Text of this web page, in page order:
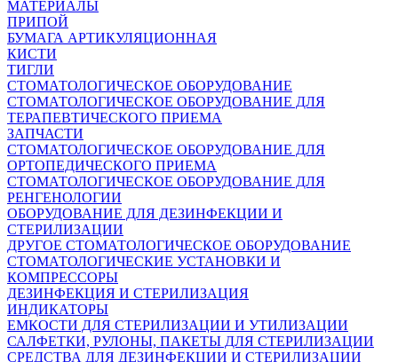
МАТЕРИАЛЫ
ПРИПОЙ
БУМАГА АРТИКУЛЯЦИОННАЯ
КИСТИ
ТИГЛИ
СТОМАТОЛОГИЧЕСКОЕ ОБОРУДОВАНИЕ
СТОМАТОЛОГИЧЕСКОЕ ОБОРУДОВАНИЕ ДЛЯ
ТЕРАПЕВТИЧЕСКОГО ПРИЕМА
ЗАПЧАСТИ
СТОМАТОЛОГИЧЕСКОЕ ОБОРУДОВАНИЕ ДЛЯ
ОРТОПЕДИЧЕСКОГО ПРИЕМА
СТОМАТОЛОГИЧЕСКОЕ ОБОРУДОВАНИЕ ДЛЯ
РЕНГЕНОЛОГИИ
ОБОРУДОВАНИЕ ДЛЯ ДЕЗИНФЕКЦИИ И
СТЕРИЛИЗАЦИИ
ДРУГОЕ СТОМАТОЛОГИЧЕСКОЕ ОБОРУДОВАНИЕ
СТОМАТОЛОГИЧЕСКИЕ УСТАНОВКИ И
КОМПРЕССОРЫ
ДЕЗИНФЕКЦИЯ И СТЕРИЛИЗАЦИЯ
ИНДИКАТОРЫ
ЕМКОСТИ ДЛЯ СТЕРИЛИЗАЦИИ И УТИЛИЗАЦИИ
САЛФЕТКИ, РУЛОНЫ, ПАКЕТЫ ДЛЯ СТЕРИЛИЗАЦИИ
СРЕДСТВА ДЛЯ ДЕЗИНФЕКЦИИ И СТЕРИЛИЗАЦИИ